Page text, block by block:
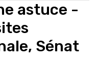
astuce -
Sénat